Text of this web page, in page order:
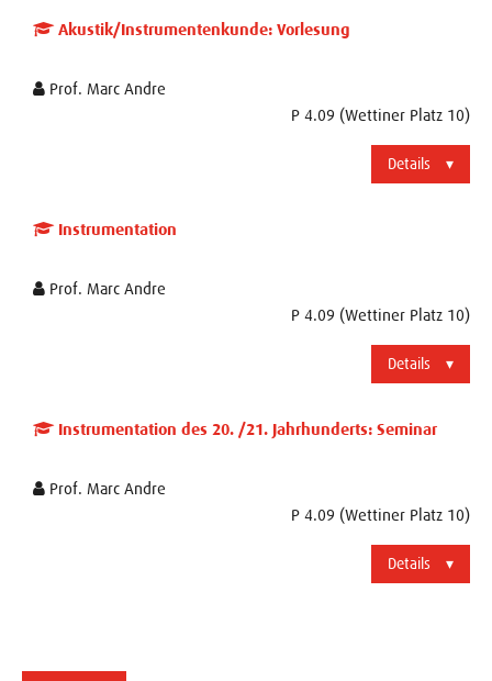
Akustik/Instrumentenkunde: Vorlesung
Prof. Marc Andre
P 4.09 (Wettiner Platz 10)
Details
Instrumentation
Prof. Marc Andre
P 4.09 (Wettiner Platz 10)
Details
Instrumentation des 20. /21. Jahrhunderts: Seminar
Prof. Marc Andre
P 4.09 (Wettiner Platz 10)
Details